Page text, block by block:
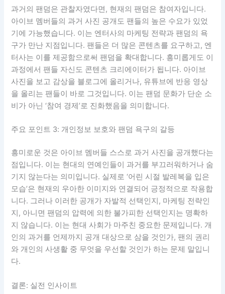
과거의 팬덤은 관찰자였다면, 현재의 팬덤은 참여자입니다.
아이브 멤버들의 과거 사진 공개도 팬들의 높은 수요가 있었
기에 가능했습니다. 이는 엔터사의 마케팅 전략과 팬덤의 욕
구가 만난 지점입니다. 팬들은 더 많은 콘텐츠를 요구하고, 엔
터사는 이를 제공함으로써 팬덤을 확대합니다. 흥미롭게도 이
과정에서 팬들 자신도 콘텐츠 크리에이터가 됩니다. 아이브
사진을 보고 감상을 블로그에 올리거나, 유튜브에 반응 영상
을 올리는 팬들이 바로 그것입니다. 이는 팬덤 문화가 단순 소
비가 아닌 ‘참여 경제’로 진화했음을 의미합니다.
주요 포인트 3: 개인정보 보호와 팬덤 욕구의 갈등
흥미로운 것은 아이브 멤버들 스스로 과거 사진을 공개했다는
점입니다. 이는 현대의 연예인들이 과거를 부끄러워하거나 숨
기지 않는다는 의미입니다. 실제로 ‘어린 시절 발레복을 입은
모습’은 현재의 우아한 이미지와 연결되어 긍정적으로 작용합
니다. 그러나 이러한 공개가 자발적 선택인지, 마케팅 전략인
지, 아니면 팬덤의 압력에 의한 불가피한 선택인지는 명확하
지 않습니다. 이는 현대 사회가 마주친 중요한 문제입니다. 개
인의 과거를 언제까지 공개 대상으로 삼을 것인가, 팬의 권리
와 개인의 사생활 중 무엇을 우선할 것인가 하는 문제 말입니
다.
결론: 실전 인사이트